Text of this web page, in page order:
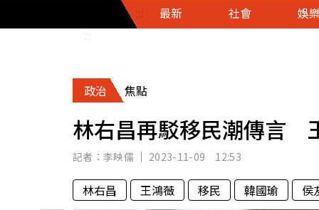
::: 最新 社會
社會首頁
時事
調查
娛
娛樂首頁
即時
財經首頁
熱線
專欄
房產新勢力
政
政治 焦點
林右昌再駁移民潮傳言
記者： 李映儒 2023-11-09 12:53
林右昌 王鴻薇 移民 韓國瑜 侯